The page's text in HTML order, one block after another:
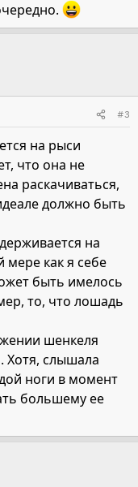
#3
на рыси
что она не
раскачиваться,
должно быть
на
мере как я себе
быть имелось
то, что лошадь
шенкеля
Хотя, слышала
ноги в момент
большему ее